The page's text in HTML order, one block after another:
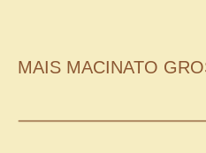
MAIS MACINATO